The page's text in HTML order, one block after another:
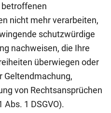
nicht mehr verarbeiten,
schutzwürdige
nachweisen, die Ihre
überwiegen oder
Geltendmachung,
von Rechtsansprüchen
1 DSGVO).